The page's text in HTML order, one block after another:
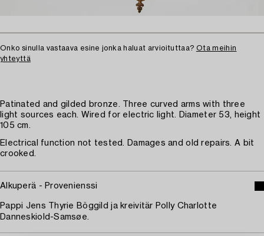
Onko sinulla vastaava esine jonka haluat arvioituttaa? Ota meihin
yhteyttä
Patinated and gilded bronze. Three curved arms with three
light sources each. Wired for electric light. Diameter 53, height
105 cm.
Electrical function not tested. Damages and old repairs. A bit
crooked.
Alkuperä - Provenienssi
Pappi Jens Thyrie Böggild ja kreivitär Polly Charlotte
Danneskiold-Samsøe.